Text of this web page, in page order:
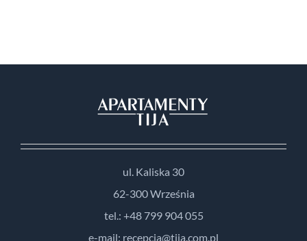
ul. Kaliska 30
62-300 Września
tel.: +48 799 904 055
e-mail: recepcja@tija.com.pl